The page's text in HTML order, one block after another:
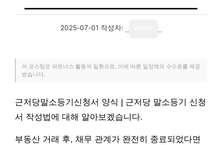
2025-07-01 작성자:
이 포스팅은 파트너스 활동의 일환으로, 이에 따른 일정액의 수수료를 제공
받습니다.
근저당말소등기신청서 양식 | 근저당 말소등기 신청
서 작성법에 대해 알아보겠습니다.
부동산 거래 후, 채무 관계가 완전히 종료되었다면